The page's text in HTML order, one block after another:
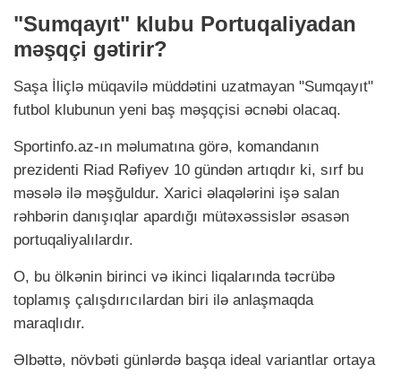
"Sumqayıt" klubu Portuqaliyadan
məşqçi gətirir?
Saşa İliçlə müqavilə müddətini uzatmayan "Sumqayıt"
futbol klubunun yeni baş məşqçisi əcnəbi olacaq.
Sportinfo.az-ın məlumatına görə, komandanın
prezidenti Riad Rəfiyev 10 gündən artıqdır ki, sırf bu
məsələ ilə məşğuldur. Xarici əlaqələrini işə salan
rəhbərin danışıqlar apardığı mütəxəssislər əsasən
portuqaliyalılardır.
O, bu ölkənin birinci və ikinci liqalarında təcrübə
toplamış çalışdırıcılardan biri ilə anlaşmaqda
maraqlıdır.
Əlbəttə, növbəti günlərdə başqa ideal variantlar ortaya